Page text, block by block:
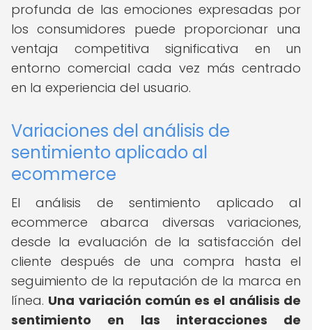
profunda de las emociones expresadas por
los consumidores puede proporcionar una
ventaja competitiva significativa en un
entorno comercial cada vez más centrado
en la experiencia del usuario.
Variaciones del análisis de
sentimiento aplicado al
ecommerce
El análisis de sentimiento aplicado al
ecommerce abarca diversas variaciones,
desde la evaluación de la satisfacción del
cliente después de una compra hasta el
seguimiento de la reputación de la marca en
línea. Una variación común es el análisis de
sentimiento en las interacciones de